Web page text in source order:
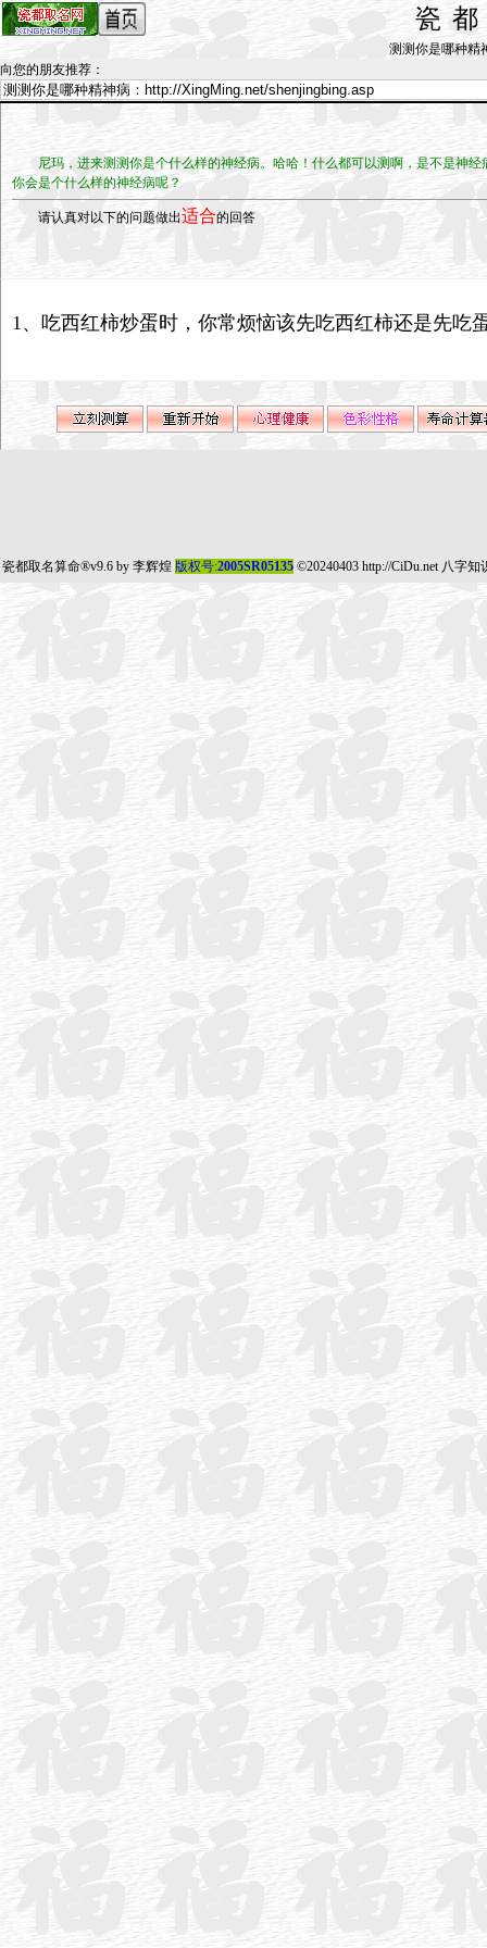
瓷
测测你是哪种精
向您的朋友推荐 ：
尼玛，进来测测你是个什么样的神经病。哈哈！什么都可以测啊，是不是神经
你会是个什么样的神经病呢？
请认真对以下的问题做出适合的回答
1、吃西红柿炒蛋时，你常烦恼该先吃西红柿还是先吃
瓷都取名算命®v9.6 by 李辉煌 版权号:2005SR05135 ©20240403 http://CiDu.net 八字知